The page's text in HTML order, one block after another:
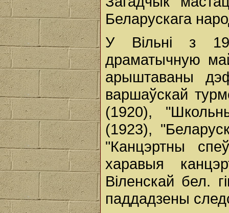
Беларускага
У Вільні з
драматычную
арыштаваны
варшаўскай
(1920),
(1923),
"Канцэртны
харавыя
Віленскай бел.
паддадзены